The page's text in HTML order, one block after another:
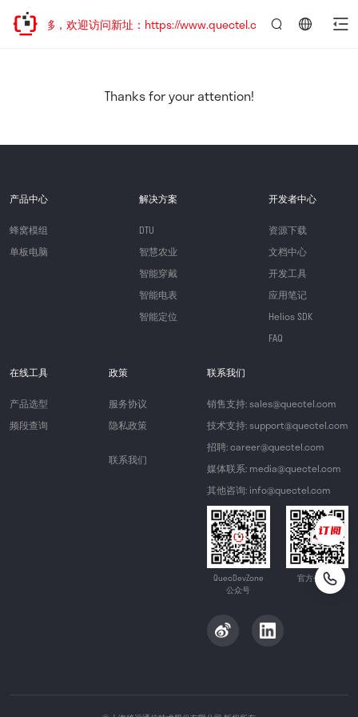
址已迁移，欢迎访问新址：https://www.quectel.com.cn
Thanks for your attention!
产品中心
蜂窝模组
单板电脑
解决方案
DTU
智慧农业
智能穿戴
智能电表
智能定位
开发者中心
资源下载
文档中心
开发工具
应用笔记
Helios SDK
FAQ
在线工具
产品选型
频段查询
政策
服务协议
隐私政策
联系我们
联系我们
销售支持: sales@quectel.com
技术支持: support@quectel.com
招聘: career@quectel.com
媒体联系: media@quectel.com
其他咨询: info@quectel.com
QuecDevZone
公众号
官方公众号